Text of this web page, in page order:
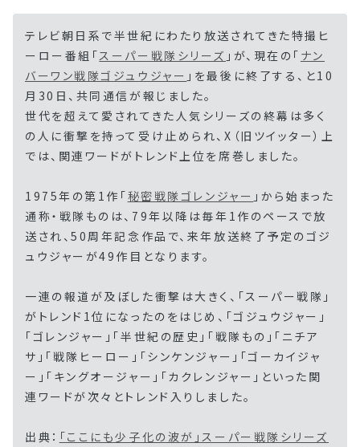
テレビ朝日系で半世紀にわたり放送されてきた特撮ヒ
ーロー番組「スーパー戦隊シリーズ 」が、現在の「 ナン
バーワン戦隊ゴジュウジャー 」を最後に終了する、と10
月30日、共同通信が報じました。
世代を超えて愛されてきた人気シリーズの終幕は多く
の人に衝撃を持って受け止められ、X（旧ツイッター）上
では、関連ワードがトレンド上位を席巻しました。
1975年の第1作「秘密戦隊ゴレンジャー 」から始まった
通称・戦隊ものは、79年以降は毎年1作のペースで放
送され、50周年記念作品で、来年放送終了予定のゴジ
ュウジャーが49作目となります。
一連の報道が及ぼした衝撃は大きく、「スーパー戦隊」
がトレンド1位になったのをはじめ、「ゴジュウジャー」
「ゴレンジャー」「半世紀の歴史」「戦隊もの」「ニチア
サ」「戦隊ヒーロー」「シンケンジャー」「ゴーカイジャ
ー」「キングオージャー」「カクレンジャー」といった関
連ワードが次々とトレンド入りしました。
出典： 「ここにも少子化の波が」スーパー戦隊シリーズ